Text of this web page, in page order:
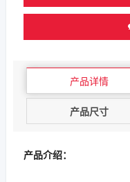
产品详情
产品尺寸
产品介绍：